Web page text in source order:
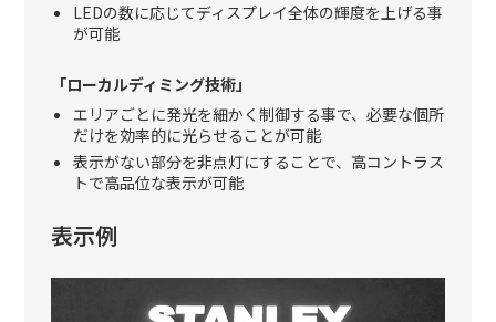
LEDの数に応じてディスプレイ全体の輝度を上げる事
が可能
「ローカルディミング技術」
エリアごとに発光を細かく制御する事で、必要な個所
だけを効率的に光らせることが可能
表示がない部分を非点灯にすることで、高コントラス
トで高品位な表示が可能
表示例